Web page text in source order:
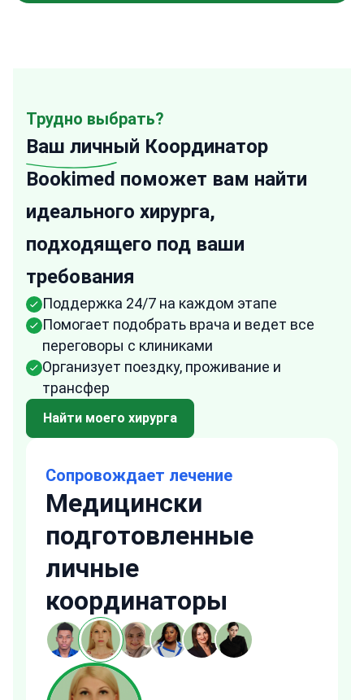
Трудно выбрать?
Ваш личный Координатор
Bookimed поможет вам найти
идеального хирурга,
подходящего под ваши
требования
Поддержка 24/7 на каждом этапе
Помогает подобрать врача и ведет все
переговоры с клиниками
Организует поездку, проживание и
трансфер
Найти моего хирурга
Сопровождает лечение
Медицински
подготовленные
личные
координаторы